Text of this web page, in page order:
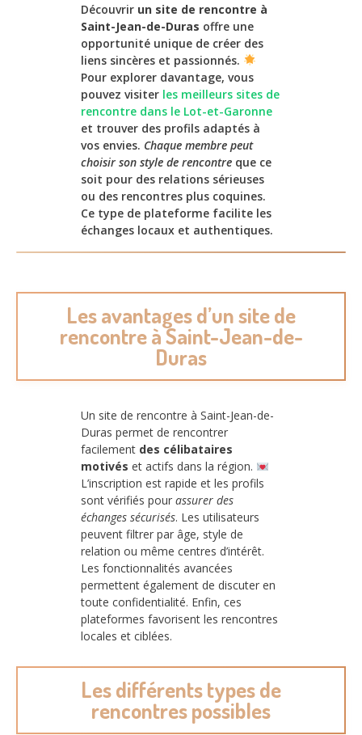
Découvrir un site de rencontre à
Saint-Jean-de-Duras offre une
opportunité unique de créer des
liens sincères et passionnés.
Pour explorer davantage, vous
pouvez visiter les meilleurs sites de
rencontre dans le Lot-et-Garonne
et trouver des profils adaptés à
vos envies. Chaque membre peut
choisir son style de rencontre que ce
soit pour des relations sérieuses
ou des rencontres plus coquines.
Ce type de plateforme facilite les
échanges locaux et authentiques.
Les avantages d’un site de
rencontre à Saint-Jean-de-
Duras
Un site de rencontre à Saint-Jean-de-
Duras permet de rencontrer
facilement des célibataires
motivés et actifs dans la région.
L’inscription est rapide et les profils
sont vérifiés pour assurer des
échanges sécurisés. Les utilisateurs
peuvent filtrer par âge, style de
relation ou même centres d’intérêt.
Les fonctionnalités avancées
permettent également de discuter en
toute confidentialité. Enfin, ces
plateformes favorisent les rencontres
locales et ciblées.
Les différents types de
rencontres possibles